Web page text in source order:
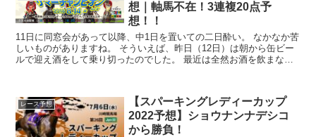
想｜軸馬不在！3連複20点予
想！！
11日に同窓会があって以降、中1日を置いての二日酔い。 なかなか苦
しいものがありますね。 そういえば、昨日（12日）は朝から缶ビー
ルで迎え酒をして乗り切ったのでした。 最近は全然お酒を飲まなく
レース予想
【スパーキングレディーカップ
2022予想】ショウナンナデシコ
から勝負！